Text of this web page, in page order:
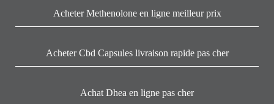
Acheter Methenolone en ligne meilleur prix
Acheter Cbd Capsules livraison rapide pas cher
Achat Dhea en ligne pas cher